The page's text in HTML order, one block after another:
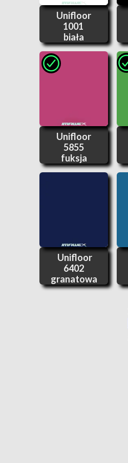
Unifloor
1001
biała
Unifloor
5855
fuksja
Unifloor
6402
granatowa